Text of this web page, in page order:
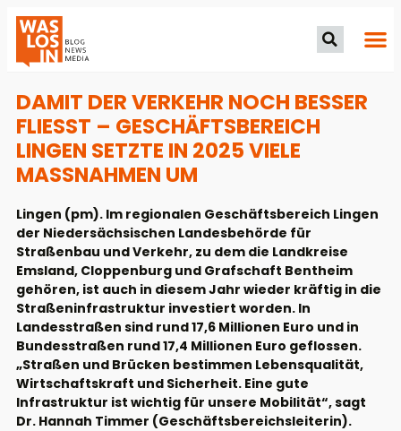
DAMIT DER VERKEHR NOCH BESSER
FLIESST – GESCHÄFTSBEREICH L
INGEN SETZTE IN 2025 VIELE M
ASSNAHMEN UM
Lingen (pm). Im regionalen Geschäftsbereich Lingen
der Niedersächsischen Landesbehörde für
Straßenbau und Verkehr, zu dem die Landkreise
Emsland, Cloppenburg und Grafschaft Bentheim
gehören, ist auch in diesem Jahr wieder kräftig in die
Straßeninfrastruktur investiert worden. In
Landesstraßen sind rund 17,6 Millionen Euro und in
Bundesstraßen rund 17,4 Millionen Euro geflossen.
„Straßen und Brücken bestimmen Lebensqualität,
Wirtschaftskraft und Sicherheit. Eine gute
Infrastruktur ist wichtig für unsere Mobilität“, sagt
Dr. Hannah Timmer (Geschäftsbereichsleiterin).